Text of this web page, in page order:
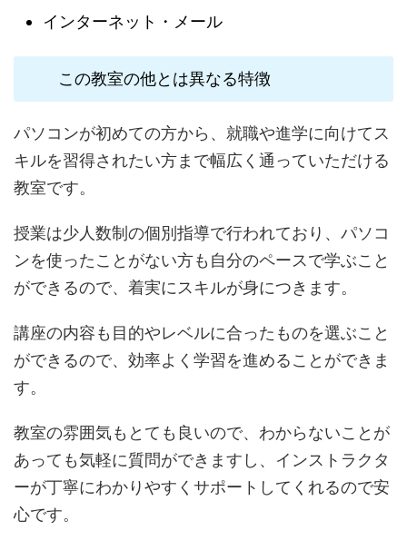
インターネット・メール
この教室の他とは異なる特徴
パソコンが初めての方から、就職や進学に向けてス
キルを習得されたい方まで幅広く通っていただける
教室です。
授業は少人数制の個別指導で行われており、パソコ
ンを使ったことがない方も自分のペースで学ぶこと
ができるので、着実にスキルが身につきます。
講座の内容も目的やレベルに合ったものを選ぶこと
ができるので、効率よく学習を進めることができま
す。
教室の雰囲気もとても良いので、わからないことが
あっても気軽に質問ができますし、インストラクタ
ーが丁寧にわかりやすくサポートしてくれるので安
心です。